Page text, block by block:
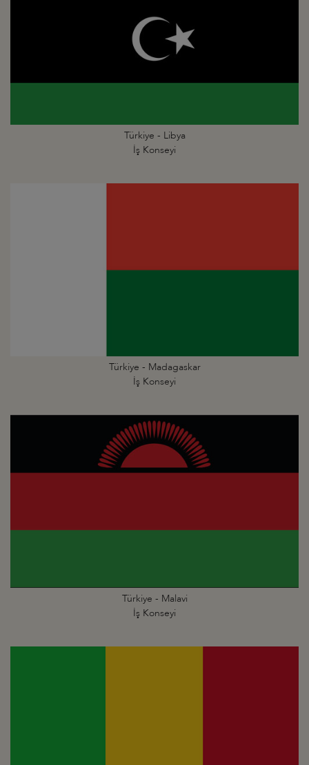
Türkiye - Libya
İş Konseyi
Türkiye - Madagaskar
İş Konseyi
Türkiye - Malavi
İş Konseyi